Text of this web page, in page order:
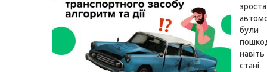
були
стані